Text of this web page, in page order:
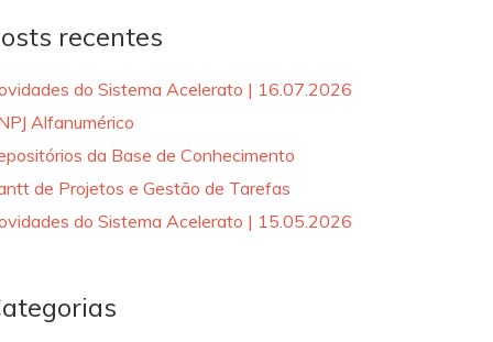
recentes
do Sistema Acelerato | 16.07.2026
Alfanumérico
da Base de Conhecimento
de Projetos e Gestão de Tarefas
do Sistema Acelerato | 15.05.2026